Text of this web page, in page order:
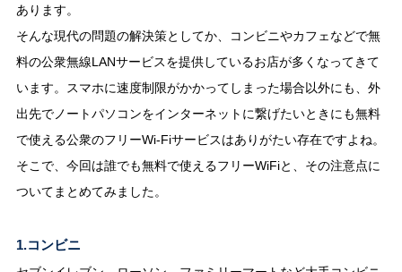
あります。
そんな現代の問題の解決策としてか、コンビニやカフェなどで無
料の公衆無線LANサービスを提供しているお店が多くなってきて
います。スマホに速度制限がかかってしまった場合以外にも、外
出先でノートパソコンをインターネットに繋げたいときにも無料
で使える公衆のフリーWi-Fiサービスはありがたい存在ですよね。
そこで、今回は誰でも無料で使えるフリーWiFiと、その注意点に
ついてまとめてみました。
1.コンビニ